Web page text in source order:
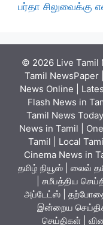
பர்தா சிலுவைக்கு
© 2026 Live Tamil
Tamil NewsPaper
News Online |
Flash News in
Tamil News
News in Tamil |
Tamil | Local
Cinema News in
தமிழ் நியூஸ் | லைவ்
| சமீபத்திய
அப்டேட்ஸ் |
இன்றைய
செய்திகள் |